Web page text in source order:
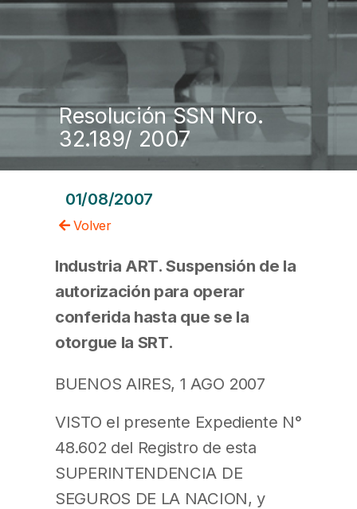
Resolución SSN Nro.
32.189/ 2007
01/08/2007
Volver
Industria ART. Suspensión de la
autorización para operar
conferida hasta que se la
otorgue la SRT.
BUENOS AIRES, 1 AGO 2007
VISTO el presente Expediente N°
48.602 del Registro de esta
SUPERINTENDENCIA DE
SEGUROS DE LA NACION, y